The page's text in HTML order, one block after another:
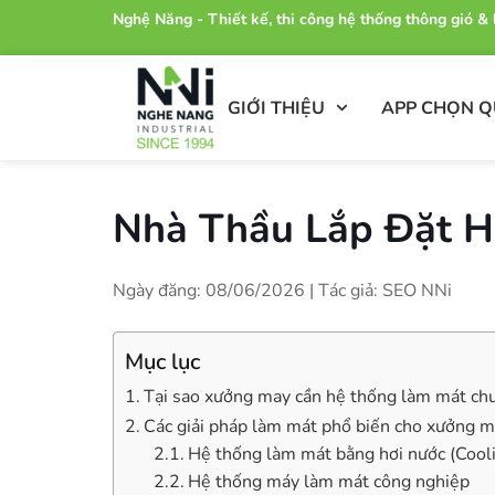
Nghệ Năng - Thiết kế, thi công hệ thống thông gió
GIỚI THIỆU APP CHỌN
Nhà Thầu Lắp Đặt
Ngày đăng: 08/06/2026 | Tác giả: SEO NNi
Mục lục
Tại sao xưởng may cần hệ thống làm mát
Các giải pháp làm mát phổ biến cho xưởng
Hệ thống làm mát bằng hơi nước
Hệ thống máy làm mát công nghiệp